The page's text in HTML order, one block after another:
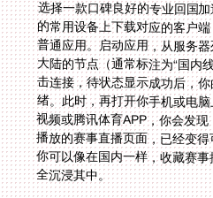
全沉浸其中。